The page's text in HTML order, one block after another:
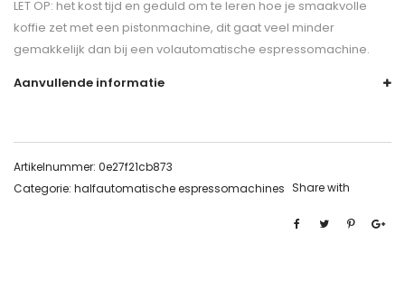
LET OP: het kost tijd en geduld om te leren hoe je smaakvolle
koffie zet met een pistonmachine, dit gaat veel minder
gemakkelijk dan bij een volautomatische espressomachine.
Aanvullende informatie
Artikelnummer: 0e27f21cb873
Categorie: halfautomatische espressomachines Share with